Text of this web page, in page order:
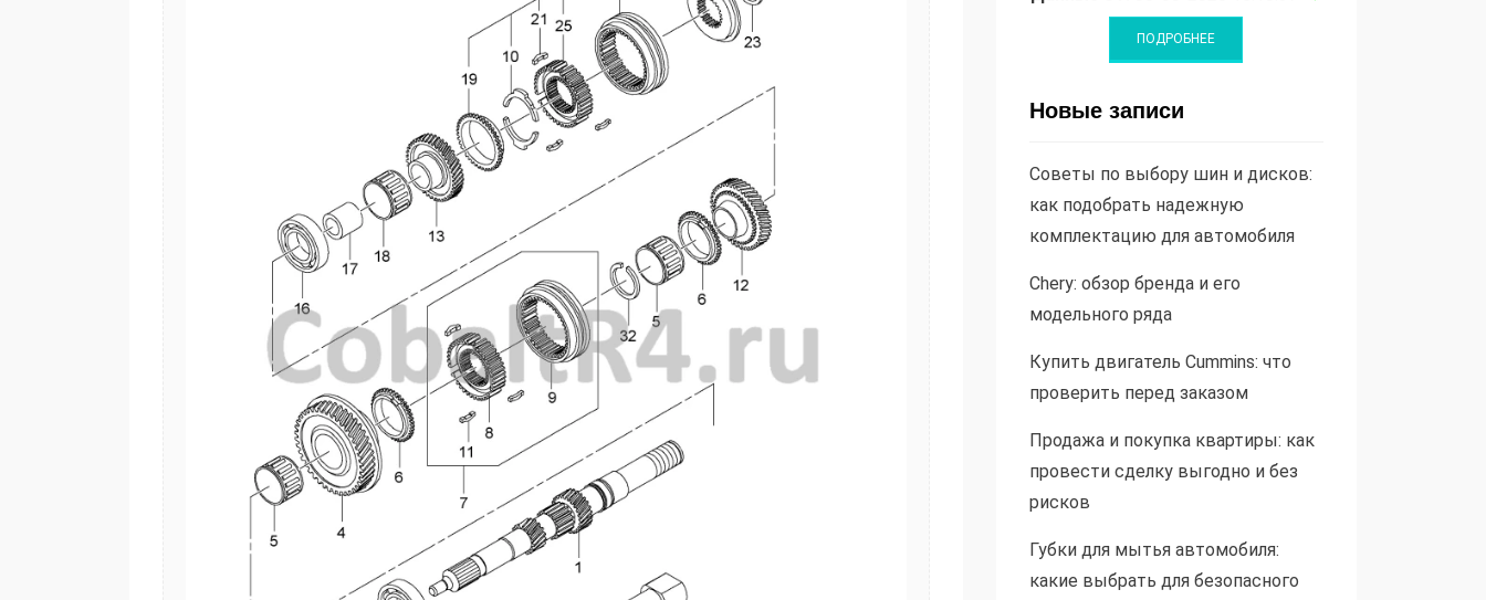
Новые записи
Советы по выбору шин и дисков:
как подобрать надежную
комплектацию для автомобиля
Chery: обзор бренда и его
модельного ряда
Купить двигатель Cummins: что
проверить перед заказом
Продажа и покупка квартиры: как
провести сделку выгодно и без
рисков
Губки для мытья автомобиля:
какие выбрать для безопасного